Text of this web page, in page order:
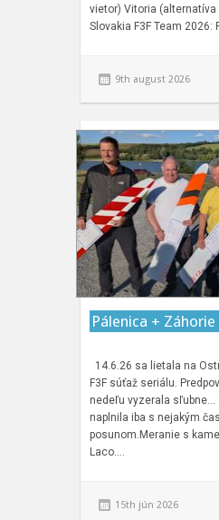
vietor) Vitoria (alternatíva
Slovakia F3F Team 2026:
9th august 2026
Pálenica +
14.6.26 sa lietala na
F3F súťaž seriálu.
nedeľu vyzerala sľubne…
naplnila iba s nejakým
posunom.Meranie s
Laco….
15th jún 2026